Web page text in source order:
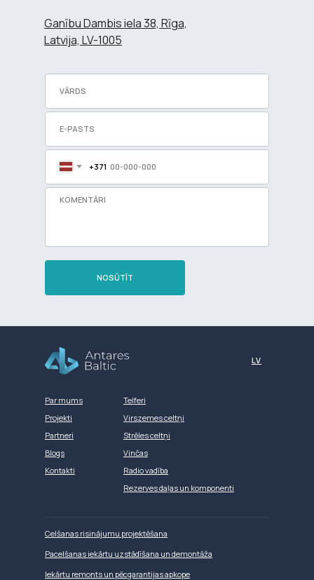
Ganību Dambis iela 38, Rīga,
Latvija, LV-1005
+371
NOSŪTĪT
Par mums
Projekti
Partneri
Blogs
Kontakti
Telferi
Virszemes celtņi
Strēles celtņi
Vinčas
Radio vadība
Rezerves daļas un komponenti
Celšanas risinājumu projektēšana
Pacelšanas iekārtu uzstādīšana un demontāža
LV
Iekārtu remonts un pēcgarantijas apkope
Разработка сайта